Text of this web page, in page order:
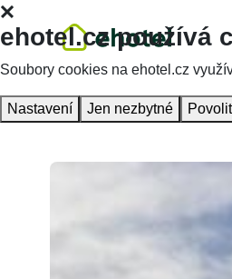
Homepage Accommodation
ehotel.cz používá
Soubory cookies na ehotel.cz
Nastavení Jen nezbytné